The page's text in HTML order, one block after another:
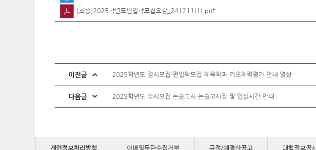
[최종]2025학년도편입학모집요강_241211(1).pdf
이전글 2025학년도 정시모집·편입학모집 체육학과 기초체력평가 안내 영상
다음글 2025학년도 수시모집 논술고사 논술고사장 및 입실시간 안내
개인정보처리방침 이메일무단수집거부 규정/예결산공고 대학정보공시